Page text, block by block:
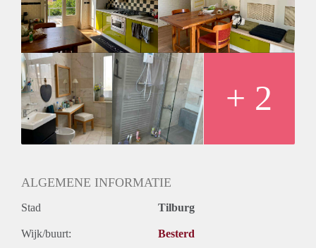
+ 2
ALGEMENE INFORMATIE
Stad Tilburg
Wijk/buurt: Besterd